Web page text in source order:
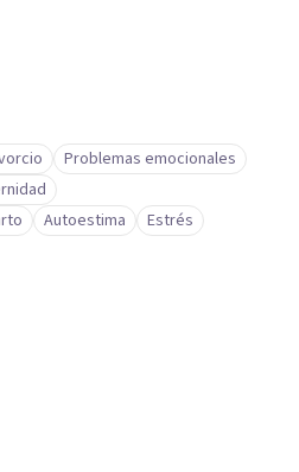
Problemas emocionales
Autoestima Estrés